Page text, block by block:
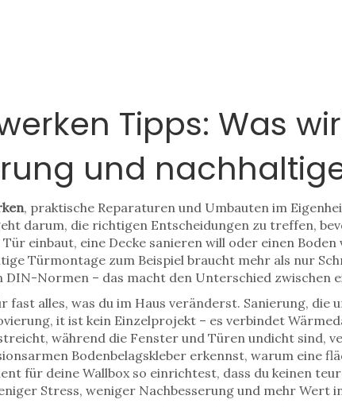
Tipps: Was
und
, praktische Reparaturen und Umbauten im
darum, die richtigen Entscheidungen zu treffen,
einbaut, eine Decke sanieren will oder einen
Türmontage zum Beispiel braucht mehr als nur
DIN-Normen – das macht den Unterschied zwischen
fast alles, was du im Haus veränderst. Sanierung, die
, it ist kein Einzelprojekt – es verbindet
während die Fenster und Türen undicht sind,
Bodenbelagskleber erkennst, warum eine
für deine Wallbox so einrichtest, dass du keinen
Stress, weniger Nachbesserung und mehr Wert